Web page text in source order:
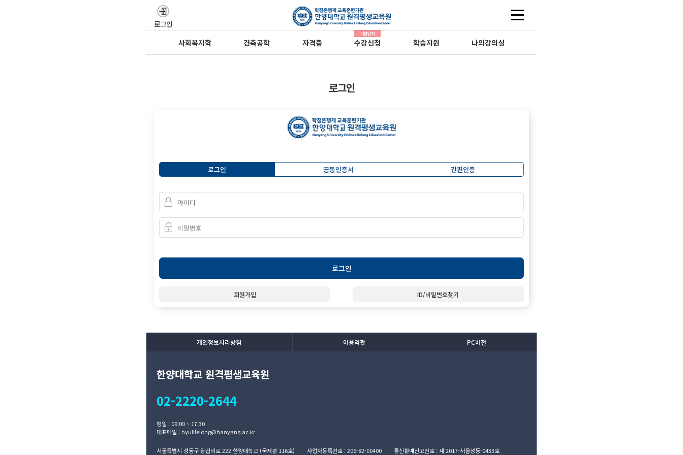
로그인
사회복지학
건축공학 자격증
마감임박
수강신청 학습지원 나의강의실
로그인
로그인 공동인증서 간편인증
로그인
회원가입 ID/비밀번호찾기
개인정보처리방침 이용약관 PC버전
한양대학교 원격평생교육원
02-2220-2644
평일 : 09:00 ~ 17:30
대표메일 : hyulifelong@hanyang.ac.kr
서울특별시 성동구 왕십리로 222 한양대학교 (국제관 116호) 사업자등록번호 : 206-82-00400 통신판매신고번호 : 제 2017-서울성동-0433호